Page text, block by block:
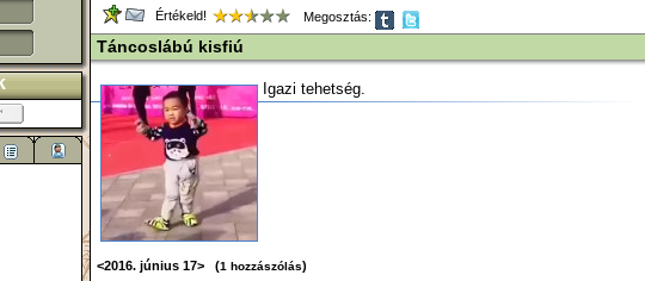
Értékeld! Megosztás:
Táncoslábú kisfiú
Igazi tehetség.
<2016. június 17> (1 hozzászólás)